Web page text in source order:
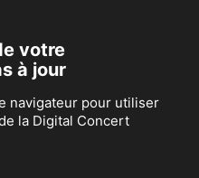
votre
à jour
navigateur pour utiliser
la Digital Concert